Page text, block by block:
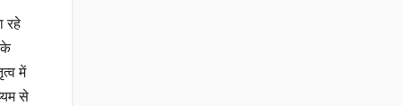
रहे
के
में
से